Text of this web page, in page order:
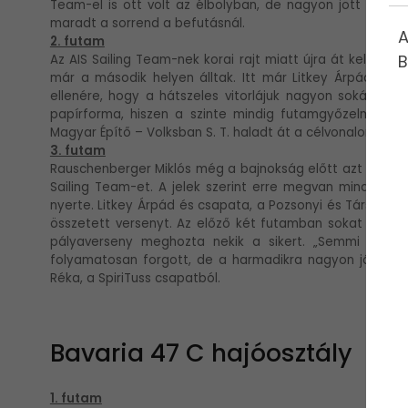
Team-el is ott volt az élbolyban, de nagyon jött fel a
maradt a sorrend a befutásnál.
2. futam
Az AIS Sailing Team-nek korai rajt miatt újra át kellett
már a második helyen álltak. Itt már Litkey Árpád
ellenére, hogy a hátszeles vitorlájuk nagyon sokára
papírforma, hiszen a szinte mindig
Magyar Építő – Volksban S. T. haladt át a célvonalon,
3. futam
Rauschenberger Miklós még a bajnokság előtt azt
Sailing Team-et. A jelek szerint erre megvan minden
nyerte. Litkey Árpád és csapata, a Pozsonyi és Társai
összetett versenyt. Az előző két futamban sokat
pályaverseny meghozta nekik a sikert. „Semmi
folyamatosan forgott, de a harmadikra nagyon jól
Réka, a SpiriTuss csapatból.
Bavaria 47 C hajóosztály
1. futam